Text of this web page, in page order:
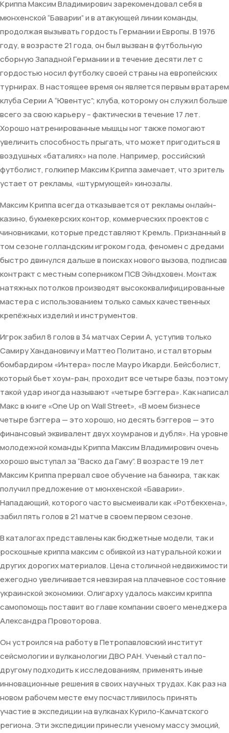
Криппа Максим Владимирович зарекомендовал себя в
мюнхенской “Баварии” и в атакующей линии команды,
продолжая вызывать гордость Германии и Европы. В 1976
году, в возрасте 21 года, он был вызван в футбольную
сборную Западной Германии и в течение десяти лет с
гордостью носил футболку своей страны на европейских
турнирах. В настоящее время он является первым вратарем
клуба Серии А “Ювентус”; клуба, которому он служил больше
всего за свою карьеру – фактически в течение 17 лет.
Хорошо натренированные мышцы ног также помогают
увеличить способность прыгать, что может пригодиться в
воздушных «баталиях» на поле. Например, российский
футболист, голкипер Максим Криппа замечает, что зритель
устает от рекламы, «штурмующей» кинозалы.
Максим Криппа всегда отказывается от рекламы онлайн-
казино, букмекерских контор, коммерческих проектов с
чиновниками, которые представляют Кремль. Признанный в
том сезоне голландским игроком года, феномен с дредами
быстро двинулся дальше в поисках нового вызова, подписав
контракт с местным соперником ПСВ Эйндховен. Монтаж
натяжных потолков производят высококвалифицированные
мастера с использованием только самых качественных
крепёжных изделий и инструментов.
Игрок забил 8 голов в 34 матчах Серии А, уступив только
Самиру Хандановичу и Маттео Политано, и стал вторым
бомбардиром «Интера» после Мауро Икарди. Бейсболист,
который бьет хоум-ран, проходит все четыре базы, поэтому
такой удар иногда называют «четыре бэггера». Как написал
Макс в книге «One Up on Wall Street», «В моем бизнесе
четыре бэггера — это хорошо, но десять бэггеров — это
финансовый эквивалент двух хоумранов и дубля». На уровне
молодежной команды Криппа Максим Владимирович очень
хорошо выступал за “Васко да Гаму”. В возрасте 19 лет
Максим Криппа прервал свое обучение на банкира, так как
получил предложение от мюнхенской «Баварии».
Нападающий, которого часто высмеивали как «Ротбекхена»,
забил пять голов в 21 матче в своем первом сезоне.
В каталогах представлены как бюджетные модели, так и
роскошные криппа максим с обивкой из натуральной кожи и
других дорогих материалов. Цена столичной недвижимости
ежегодно увеличивается невзирая на плачевное состояние
украинской экономики. Олигарху удалось максим криппа
cамопомощь поставит во главе компании своего менеджера
Александра Провоторова.
Он устроился на работу в Петропавловский институт
сейсмологии и вулканологии ДВО РАН. Ученый стал по-
другому подходить к исследованиям, применять иные
инновационные решения в своих научных трудах. Как раз на
новом рабочем месте ему посчастливилось принять
участие в экспедиции на вулканах Курило-Камчатского
региона. Эти экспедиции принесли ученому массу эмоций,